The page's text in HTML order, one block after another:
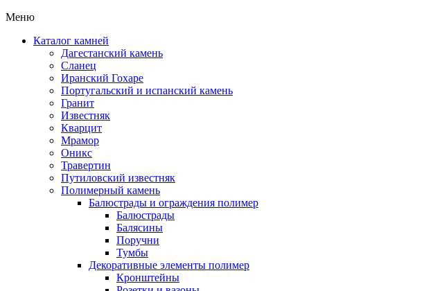
Меню
Каталог камней
Дагестанский камень
Сланец
Иранский Гохаре
Португальский и испанский камень
Гранит
Известняк
Кварцит
Мрамор
Оникс
Травертин
Путиловский известняк
Полимерный камень
Балюстрады и ограждения полимер
Балюстрады
Балясины
Поручни
Тумбы
Декоративные элементы полимер
Кронштейны